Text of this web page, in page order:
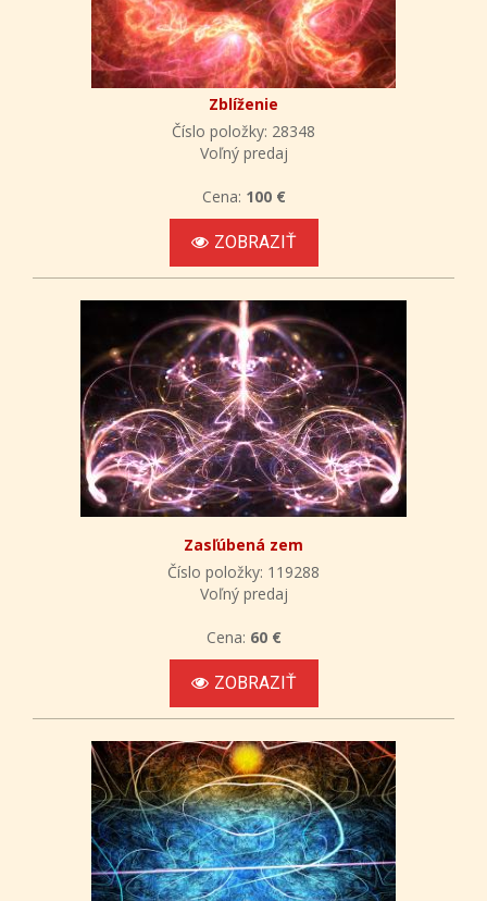
Zblíženie
Číslo položky: 28348
Voľný predaj
Cena: 100 €
ZOBRAZIŤ
Zasľúbená zem
Číslo položky: 119288
Voľný predaj
Cena: 60 €
ZOBRAZIŤ